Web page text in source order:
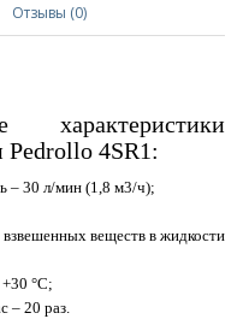
Отзывы (0)
характеристики
Pedrollo 4SR1:
– 30 л/мин (1,8 м3/ч);
веществ в жидкости
°C;
– 20 раз.